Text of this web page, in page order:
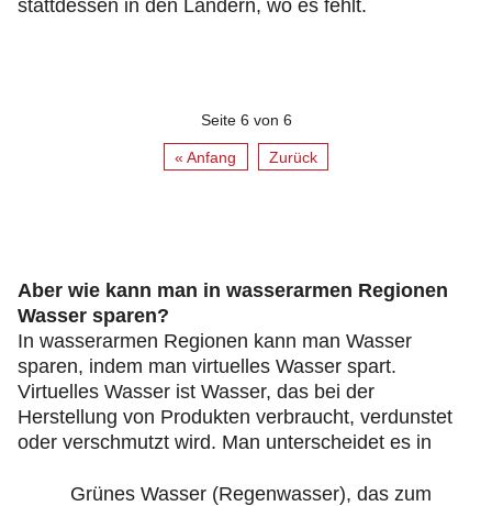
stattdessen in den Ländern, wo es fehlt.
Seite 6 von 6
« Anfang Zurück
Aber wie kann man in wasserarmen Regionen
Wasser sparen?
In wasserarmen Regionen kann man Wasser
sparen, indem man virtuelles Wasser spart.
Virtuelles Wasser ist Wasser, das bei der
Herstellung von Produkten verbraucht, verdunstet
oder verschmutzt wird. Man unterscheidet es in
Grünes Wasser (Regenwasser), das zum